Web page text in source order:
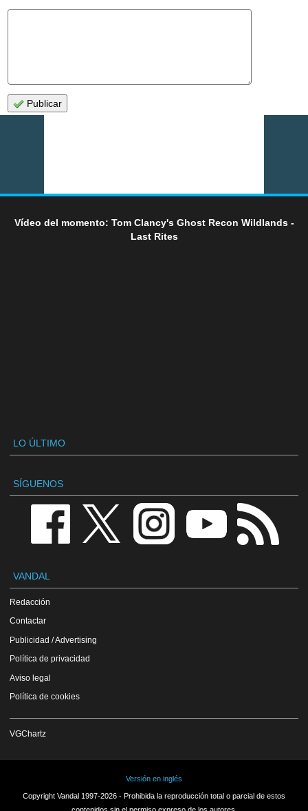
Publicar
Vídeo del momento: Tom Clancy's Ghost Recon Wildlands -
Last Rites
LO ÚLTIMO
SÍGUENOS
VANDAL
Redacción
Contactar
Publicidad / Advertising
Política de privacidad
Aviso legal
Política de cookies
VGChartz
Versión en inglés
Copyright Vandal 1997-2026 - Prohibida la reproducción total o parcial de estos